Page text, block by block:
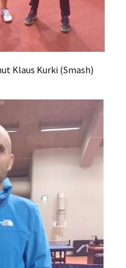
Klaus Kurki (Smash)